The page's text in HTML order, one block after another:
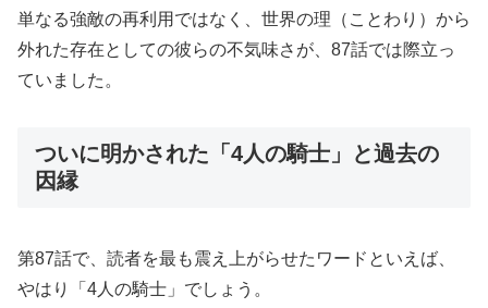
単なる強敵の再利用ではなく、世界の理（ことわり）から
外れた存在としての彼らの不気味さが、87話では際立っ
ていました。
ついに明かされた「4人の騎士」と過去の
因縁
第87話で、読者を最も震え上がらせたワードといえば、
やはり「4人の騎士」でしょう。